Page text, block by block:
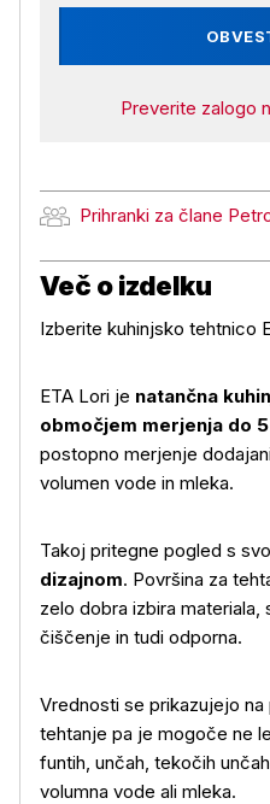
Preverite zalogo
Prihranki za člane
Prihranki za člane Petrol
Več o izdelku
Izberite kuhinjsko tehtnico
ETA Lori je natančna
območjem merjenja do
postopno merjenje
volumen vode in mleka.
Takoj pritegne pogled s
dizajnom. Površina za
zelo dobra izbira materiala,
čiščenje in tudi odporna.
Vrednosti se prikazujejo na
tehtanje pa je mogoče ne
funtih, unčah, tekočih
volumna vode ali mleka.